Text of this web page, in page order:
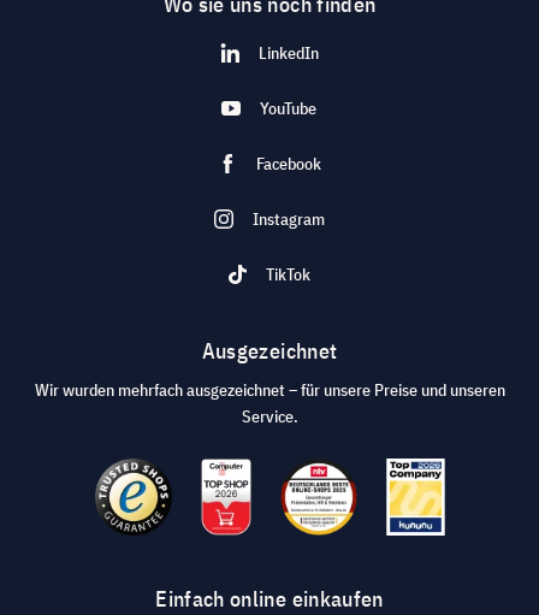
LinkedIn
YouTube
Facebook
Instagram
TikTok
Ausgezeichnet
Wir wurden mehrfach ausgezeichnet – für unsere Preise und unseren
Service.
Einfach online einkaufen